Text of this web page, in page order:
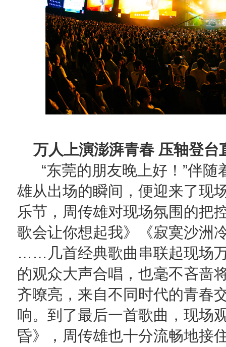
万人上演澎湃青春 压轴登台
“东莞的朋友晚上好！”伴
雄从出场的瞬间，便迎来了现
乐节，周传雄对现场氛围的把
歌会让你想起我》《寂寞沙洲
……几首经典歌曲串联起现场
的观众大声合唱，也毫不吝啬
齐嘹亮，来自不同时代的青春
响。到了最后一首歌曲，现场
昏》，周传雄也十分流畅地接